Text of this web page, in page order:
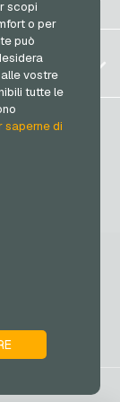
scopi
o per
può
vostre
tutte le
saperne di